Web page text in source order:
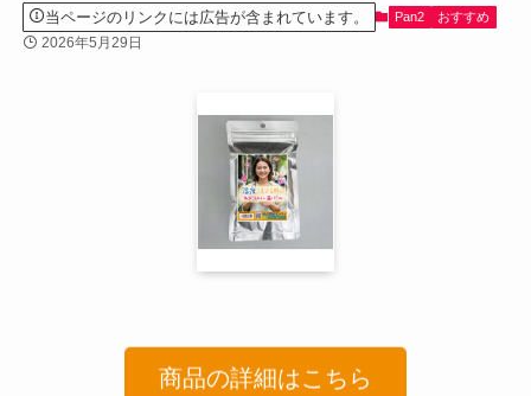
当ページのリンクには広告が含まれています。 Pan2 おすすめ
2026年5月29日
商品の詳細はこちら